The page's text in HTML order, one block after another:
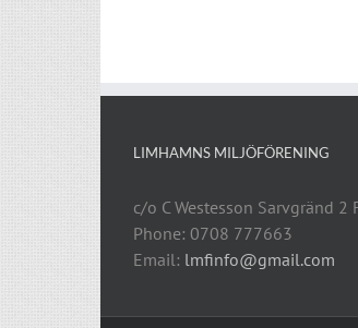
LIMHAMNS MILJÖFÖRENING
c/o C Westesson Sarvgränd
Phone: 0708 777663
Email: lmfinfo@gmail.com